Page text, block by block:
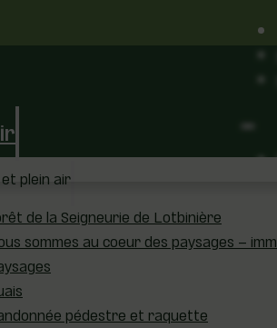
plein air
de la Seigneurie de Lotbinière
sommes au coeur des paysages –
pédestre et raquette